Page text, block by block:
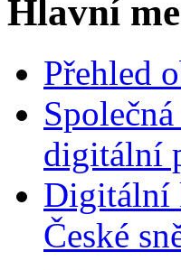
Hlavní
Přehled
digitální
Digitální
České